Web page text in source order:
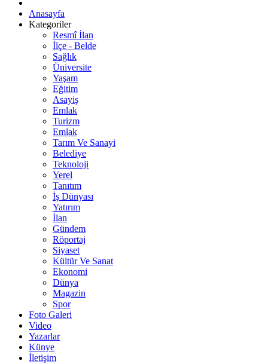
Anasayfa
Kategoriler
Resmî İlan
İlçe - Belde
Sağlık
Üniversite
Yaşam
Eğitim
Asayiş
Emlak
Turizm
Emlak
Tarım Ve Sanayi
Belediye
Teknoloji
Yerel
Tanıtım
İş Dünyası
Yatırım
İlan
Gündem
Röportaj
Siyaset
Kültür Ve Sanat
Ekonomi
Dünya
Magazin
Spor
Foto Galeri
Video
Yazarlar
Künye
İletişim